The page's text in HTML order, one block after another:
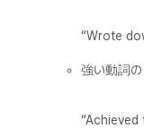
“Wrote
強い動詞